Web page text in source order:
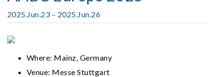
2025.Jun.23 – 2025.Jun.26
Where: Mainz, Germany
Venue: Messe Stuttgart